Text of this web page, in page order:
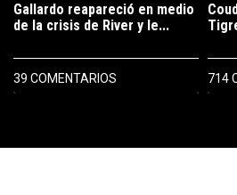
Gallardo reapareció en medio
de la crisis de River y le...
39 COMENTARIOS 714